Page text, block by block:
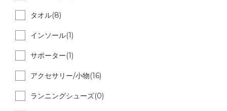
タオル(8)
インソール(1)
サポーター(1)
アクセサリー/小物(16)
ランニングシューズ(0)